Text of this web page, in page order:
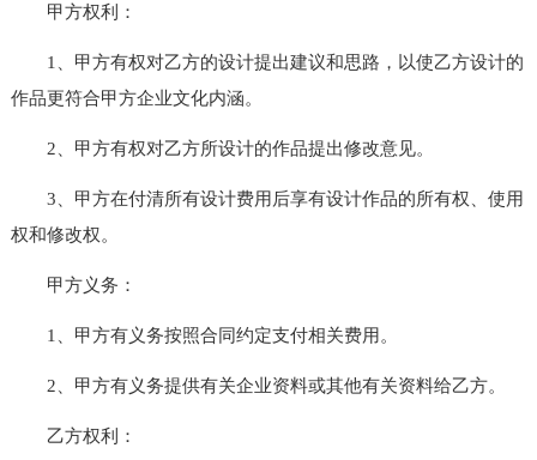
甲方权利：
1、甲方有权对乙方的设计提出建议和思路，以使乙方设计的
作品更符合甲方企业文化内涵。
2、甲方有权对乙方所设计的作品提出修改意见。
3、甲方在付清所有设计费用后享有设计作品的所有权、使用
权和修改权。
甲方义务：
1、甲方有义务按照合同约定支付相关费用。
2、甲方有义务提供有关企业资料或其他有关资料给乙方。
乙方权利：